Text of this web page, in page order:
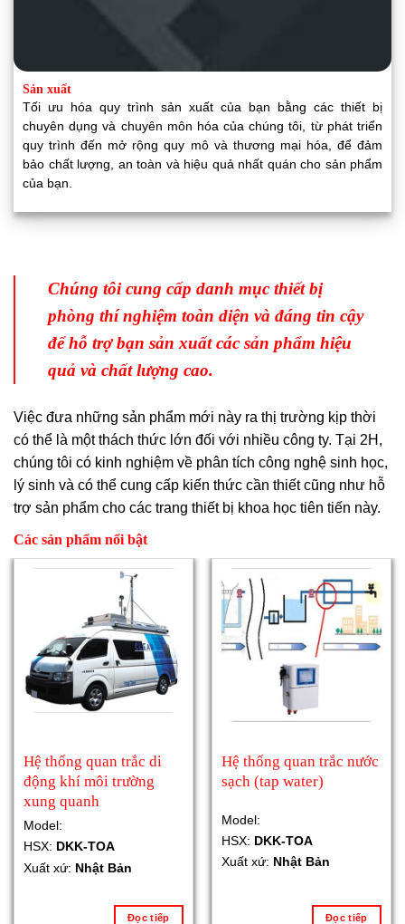
Sản xuất
Tối ưu hóa quy trình sản xuất của bạn bằng các thiết bị
chuyên dụng và chuyên môn hóa của chúng tôi, từ phát triển
quy trình đến mở rộng quy mô và thương mại hóa, để đảm
bảo chất lượng, an toàn và hiệu quả nhất quán cho sản phẩm
của bạn.
Chúng tôi cung cấp danh mục thiết bị
phòng thí nghiệm toàn diện và đáng tin cậy
để hỗ trợ bạn sản xuất các sản phẩm hiệu
quả và chất lượng cao.
Việc đưa những sản phẩm mới này ra thị trường kịp thời
có thể là một thách thức lớn đối với nhiều công ty. Tại 2H,
chúng tôi có kinh nghiệm về phân tích công nghệ sinh học,
lý sinh và có thể cung cấp kiến thức cần thiết cũng như hỗ
trợ sản phẩm cho các trang thiết bị khoa học tiên tiến này.
Các sản phẩm nổi bật
Hệ thống quan trắc di
động khí môi trường
xung quanh
Model:
HSX: DKK-TOA
Xuất xứ: Nhật Bản
Đọc tiếp
Hệ thống quan trắc nước
sạch (tap water)
Model:
HSX: DKK-TOA
Xuất xứ: Nhật Bản
Đọc tiếp